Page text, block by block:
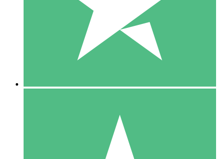
10 00
10 Downloads
20 00